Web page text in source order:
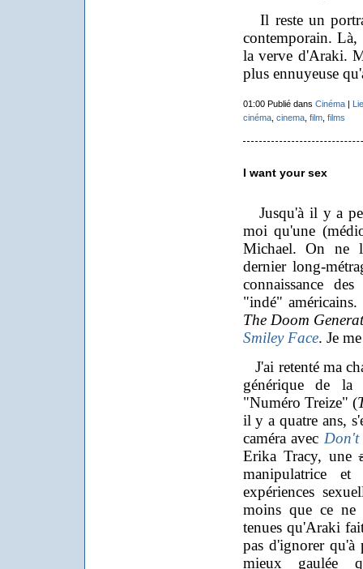
Il reste un
contemporain. Là,
la verve d'Araki.
plus ennuyeuse
01:00 Publié dans Cinéma|
cinéma, cinema, film, films
I want your sex
Jusqu'à il y a
moi qu'une
Michael. On ne
dernier long-
connaissance
"indé"
The Doom
Smiley Face. Je
J'ai retenté ma
générique de la
"Numéro Treize" (
il y a quatre ans,
caméra avec
Erika Tracy, une
manipulatrice
expériences
moins que ce ne
tenues qu'Araki
pas d'ignorer qu'à
mieux gaulée